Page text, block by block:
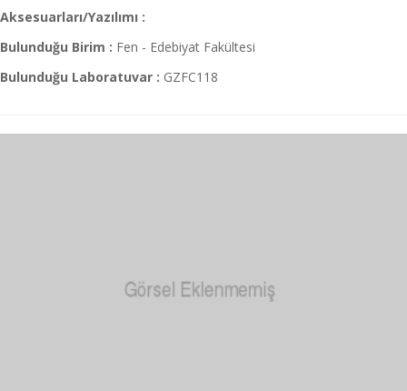
Aksesuarları/Yazılımı :
Bulunduğu Birim : Fen - Edebiyat Fakültesi
Bulunduğu Laboratuvar : GZFC118